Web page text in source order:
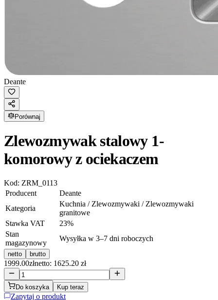
Deante
Porównaj
Zlewozmywak stalowy 1-
komorowy z ociekaczem
Kod: ZRM_0113
Producent
Deante
Kategoria
Kuchnia / Zlewozmywaki / Zlewozmywaki
granitowe
Stawka VAT
23%
Stan
magazynowy
Wysyłka w 3–7 dni roboczych
netto brutto
1999.00złnetto: 1625.20 zł
Do koszyka Kup teraz
Zapytaj o produkt